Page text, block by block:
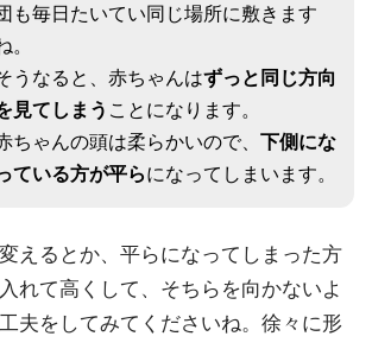
も毎日たいてい同じ場所に敷きます
。
うなると、赤ちゃんはずっと同じ方向
見てしまう ことになります。
ちゃんの頭は柔らかいので、 下側にな
ている方が平らになってしまいます。
えるとか、平らになってしまった方
れて高くして、そちらを向かないよ
夫をしてみてくださいね。徐々に形